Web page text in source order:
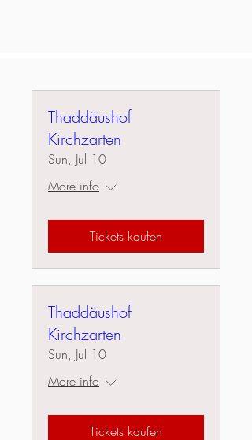
Thaddäushof
Kirchzarten
Sun, Jul 10
More info
Tickets kaufen
Thaddäushof
Kirchzarten
Sun, Jul 10
More info
Tickets kaufen